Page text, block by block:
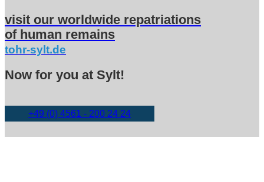
visit our worldwide repatriations
of human remains
tohr-sylt.de
Now for you at Sylt!
+49 (0) 4561 - 200 24 24